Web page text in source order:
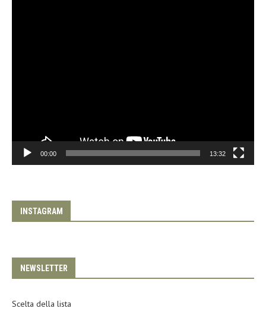
00:00 13:32
INSTAGRAM
NEWSLETTER
Scelta della lista